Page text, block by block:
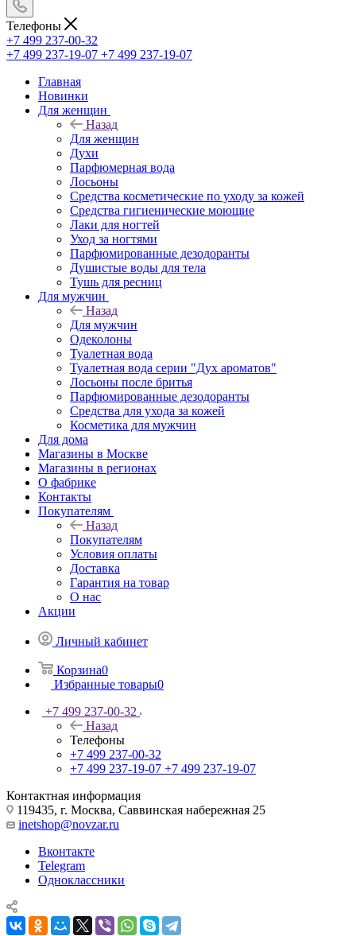
Телефоны
+7 499 237-00-32
+7 499 237-19-07 +7 499 237-19-07
Главная
Новинки
Для женщин
Назад
Для женщин
Духи
Парфюмерная вода
Лосьоны
Средства косметические по уходу за кожей
Средства гигиенические моющие
Лаки для ногтей
Уход за ногтями
Парфюмированные дезодоранты
Душистые воды для тела
Тушь для ресниц
Для мужчин
Назад
Для мужчин
Одеколоны
Туалетная вода
Туалетная вода серии "Дух ароматов"
Лосьоны после бритья
Парфюмированные дезодоранты
Средства для ухода за кожей
Косметика для мужчин
Для дома
Магазины в Москве
Магазины в регионах
О фабрике
Контакты
Покупателям
Назад
Покупателям
Условия оплаты
Доставка
Гарантия на товар
О нас
Акции
Личный кабинет
Корзина0
Избранные товары0
+7 499 237-00-32
Назад
Телефоны
+7 499 237-00-32
+7 499 237-19-07 +7 499 237-19-07
Контактная информация
119435, г. Москва, Саввинская набережная 25
inetshop@novzar.ru
Вконтакте
Telegram
Одноклассники